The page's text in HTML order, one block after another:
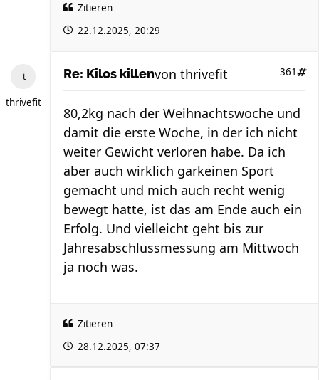
Zitieren
22.12.2025, 20:29
thrivefit
Re: Kilos killen 361
von thrivefit
80,2kg nach der Weihnachtswoche und
damit die erste Woche, in der ich nicht
weiter Gewicht verloren habe. Da ich
aber auch wirklich garkeinen Sport
gemacht und mich auch recht wenig
bewegt hatte, ist das am Ende auch ein
Erfolg. Und vielleicht geht bis zur
Jahresabschlussmessung am Mittwoch
ja noch was.
Zitieren
28.12.2025, 07:37